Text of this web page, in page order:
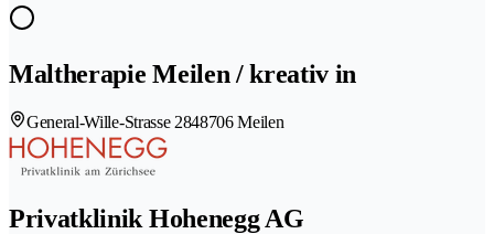
Maltherapie Meilen / kreativ in
General-Wille-Strasse 2848706 Meilen
Privatklinik Hohenegg AG